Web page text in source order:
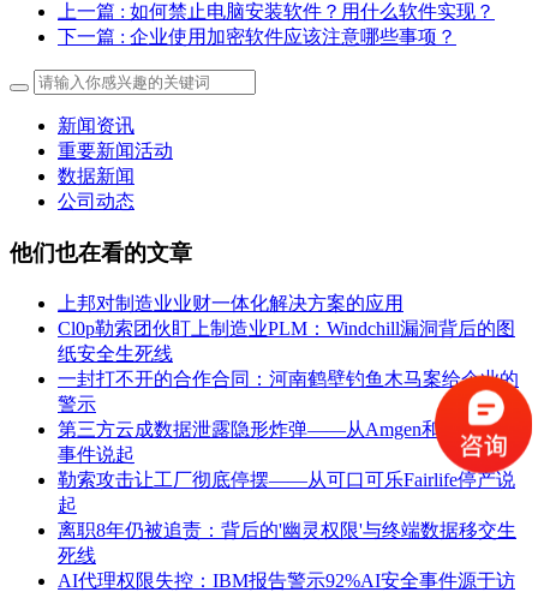
上一篇 : 如何禁止电脑安装软件？用什么软件实现？
下一篇 : 企业使用加密软件应该注意哪些事项？
新闻资讯
重要新闻活动
数据新闻
公司动态
他们也在看的文章
上邦对制造业业财一体化解决方案的应用
Cl0p勒索团伙盯上制造业PLM：Windchill漏洞背后的图
纸安全生死线
一封打不开的合作合同：河南鹤壁钓鱼木马案给企业的
警示
第三方云成数据泄露隐形炸弹——从Amgen和CareCloud
事件说起
勒索攻击让工厂彻底停摆——从可口可乐Fairlife停产说
起
离职8年仍被追责：背后的'幽灵权限'与终端数据移交生
死线
AI代理权限失控：IBM报告警示92%AI安全事件源于访